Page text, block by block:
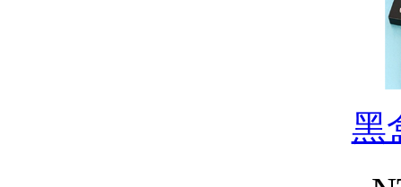
黑